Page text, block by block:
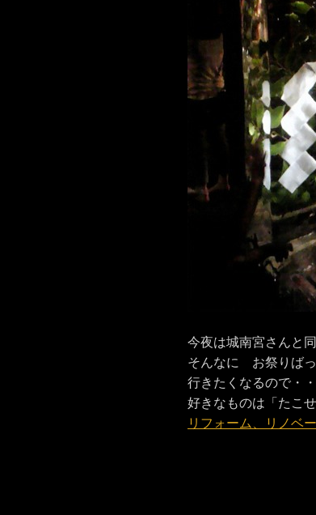
今夜は城南宮さんと
そんなに お祭りばっ
行きたくなるので・・
好きなものは「たこせ
リフォーム、リノベ